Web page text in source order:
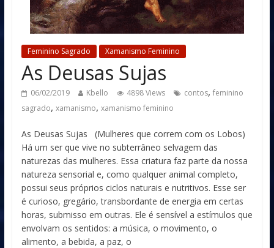
Feminino Sagrado Xamanismo Feminino
As Deusas Sujas
06/02/2019 Kbello 4898 Views contos, feminino
sagrado, xamanismo, xamanismo feminino
As Deusas Sujas (Mulheres que correm com os Lobos)
Há um ser que vive no subterrâneo selvagem das
naturezas das mulheres. Essa criatura faz parte da nossa
natureza sensorial e, como qualquer animal completo,
possui seus próprios ciclos naturais e nutritivos. Esse ser
é curioso, gregário, transbordante de energia em certas
horas, submisso em outras. Ele é sensível a estímulos que
envolvam os sentidos: a música, o movimento, o
alimento, a bebida, a paz, o